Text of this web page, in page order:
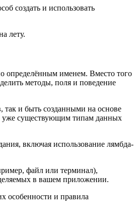
создать и использовать
лету.
определённым именем. Вместо того
методы, поля и поведение
так и быть созданными на основе
уже существующим типам данных
включая использование лямбда-
файл или терминал),
в вашем приложении.
особенности и правила